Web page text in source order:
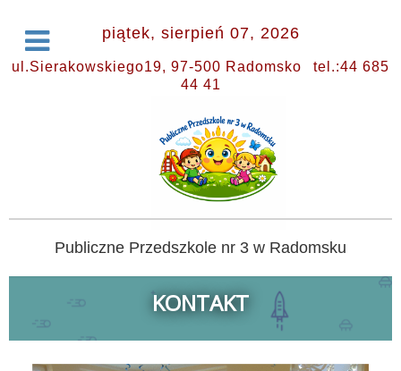
piątek, sierpień 07, 2026
ul.Sierakowskiego19, 97-500 Radomsko
tel.:44 685
44 41
Publiczne Przedszkole nr 3 w Radomsku
KONTAKT